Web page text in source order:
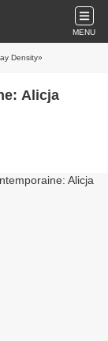
MENU
Density»
Alicja